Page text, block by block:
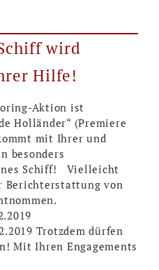
wird
Hilfe!
Aktion ist
Holländer“ (Premiere
mit Ihrer und
besonders
Schiff! Vielleicht
Berichterstattung von
Trotzdem dürfen
Mit Ihren Engagements